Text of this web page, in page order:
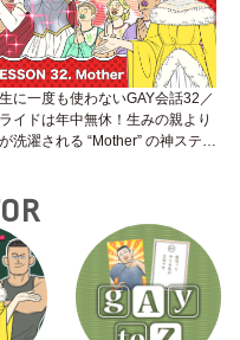
に一度も使わないGAY会話32／
イドは年中無休！生みの親より
洗濯される “Mother” の神ステー